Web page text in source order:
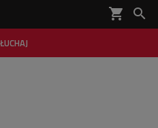
shopping_cart 
